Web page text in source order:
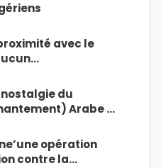
avec le
du
Arabe …
opération
contre la…